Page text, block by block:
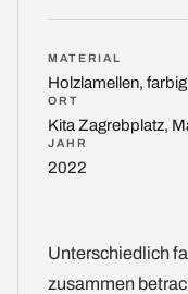
MATERIAL
Holzlamellen,
ORT
Kita Zagrebplatz,
JAHR
2022
Unterschiedlich
zusammen